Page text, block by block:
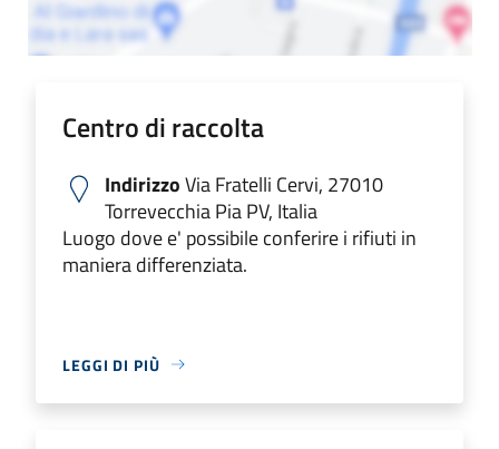
Centro di raccolta
IndirizzoVia Fratelli Cervi, 27010
Torrevecchia Pia PV, Italia
Luogo dove e' possibile conferire i rifiuti in
maniera differenziata.
LEGGI DI PIÙ